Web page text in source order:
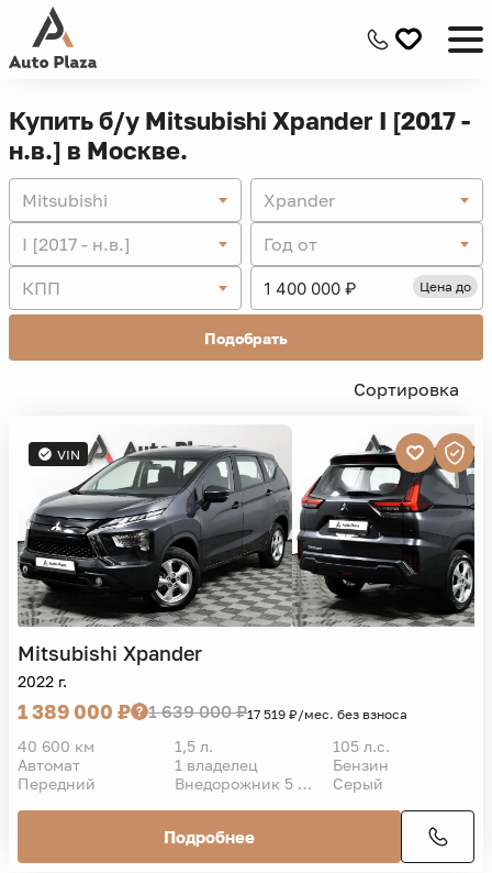
Купить б/у Mitsubishi Xpander I [2017 -
н.в.] в Москве.
Mitsubishi
Xpander
I [2017 - н.в.]
Год от
КПП
Цена до
Подобрать
Сортировка
VIN
Mitsubishi Xpander
2022 г.
1 389 000 ₽ 1 639 000 ₽17 519 ₽/мес. без взноса
40 600 км 1,5 л.
105 л.с.
Автомат
1 владелец
Бензин
Передний
Внедорожник 5 дв. Серый
Подробнее